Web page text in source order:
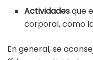
Actividadesque
corporal, como
En general, se